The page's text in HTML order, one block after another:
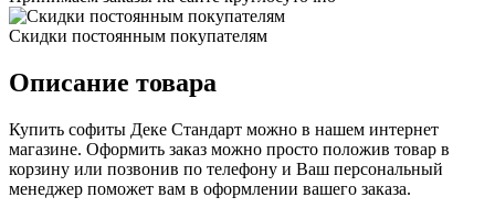
Скидки постоянным покупателям
Описание товара
Купить софиты Деке Стандарт можно в нашем интернет
магазине. Оформить заказ можно просто положив товар в
корзину или позвонив по телефону и Ваш персональный
менеджер поможет вам в оформлении вашего заказа.